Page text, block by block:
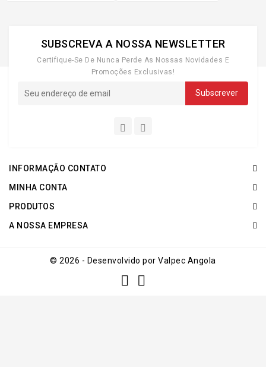
SUBSCREVA A NOSSA NEWSLETTER
Certifique-Se De Nunca Perde As Nossas Novidades E
Promoções Exclusivas!
INFORMAÇÃO CONTATO
MINHA CONTA
PRODUTOS
A NOSSA EMPRESA
© 2026 - Desenvolvido por Valpec Angola